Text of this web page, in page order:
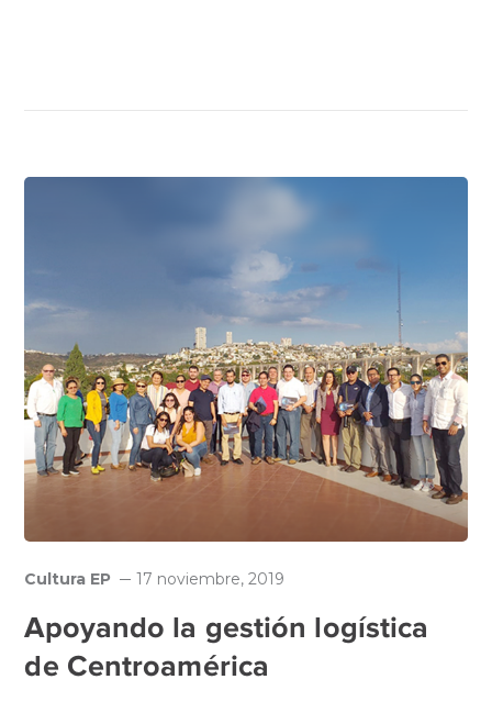
Cultura EP 17 noviembre, 2019
Apoyando la gestión logística
de Centroamérica